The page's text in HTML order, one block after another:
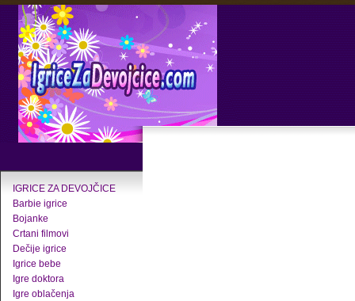
IGRICE ZA DEVOJČICE
Barbie igrice
Bojanke
Crtani filmovi
Dečije igrice
Igrice bebe
Igre doktora
Igre oblačenja